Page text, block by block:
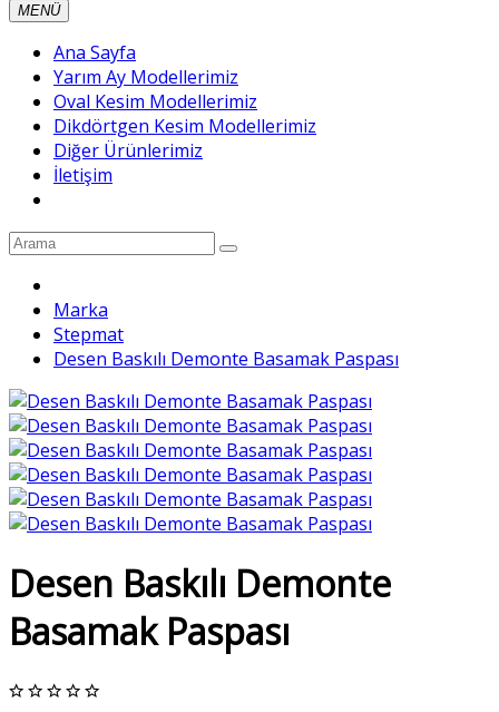
MENÜ
Ana Sayfa
Yarım Ay Modellerimiz
Oval Kesim Modellerimiz
Dikdörtgen Kesim Modellerimiz
Diğer Ürünlerimiz
İletişim
Marka
Stepmat
Desen Baskılı Demonte Basamak Paspası
Desen Baskılı Demonte
Basamak Paspası